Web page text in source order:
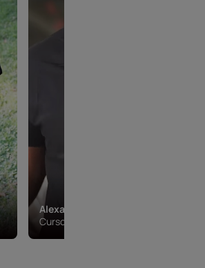
Alexander Perez
Curso Mecánica de Coches